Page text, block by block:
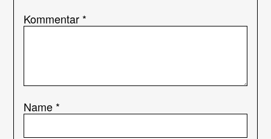
Kommentar *
Name *